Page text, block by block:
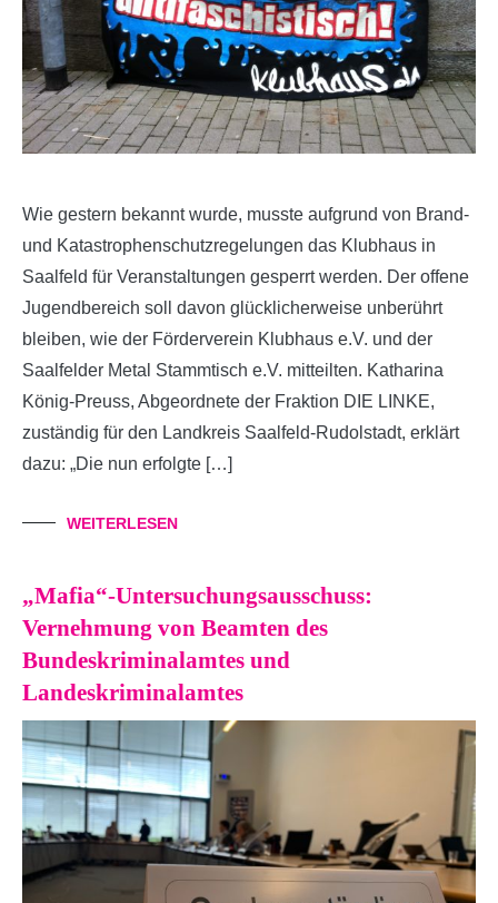
Wie gestern bekannt wurde, musste aufgrund von Brand-
und Katastrophenschutzregelungen das Klubhaus in
Saalfeld für Veranstaltungen gesperrt werden. Der offene
Jugendbereich soll davon glücklicherweise unberührt
bleiben, wie der Förderverein Klubhaus e.V. und der
Saalfelder Metal Stammtisch e.V. mitteilten. Katharina
König-Preuss, Abgeordnete der Fraktion DIE LINKE,
zuständig für den Landkreis Saalfeld-Rudolstadt, erklärt
dazu: „Die nun erfolgte […]
WEITERLESEN
„Mafia“-Untersuchungsausschuss:
Vernehmung von Beamten des
Bundeskriminalamtes und
Landeskriminalamtes